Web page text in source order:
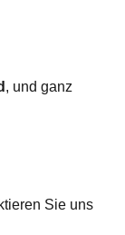
, und ganz
Sie uns